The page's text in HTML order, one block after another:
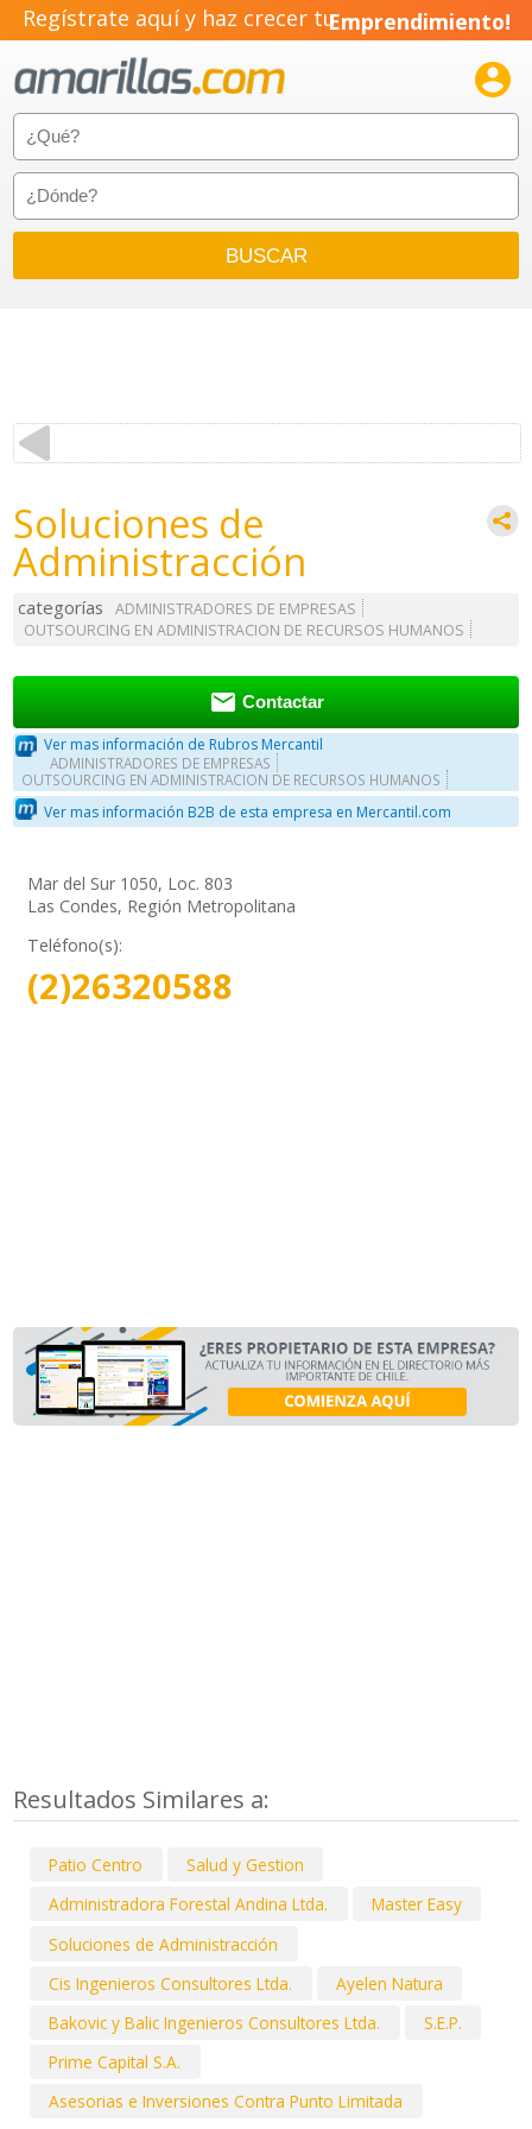
Regístrate aquí y haz crecer tuEmprendimiento!

Soluciones de
Administracción
categorías
ADMINISTRADORES DE EMPRESAS
OUTSOURCING EN ADMINISTRACION DE RECURSOS HUMANOS
 Contactar
Ver mas información de Rubros Mercantil
ADMINISTRADORES DE EMPRESAS
OUTSOURCING EN ADMINISTRACION DE RECURSOS HUMANOS
Ver mas información B2B de esta empresa en Mercantil.com
Mar del Sur 1050, Loc. 803
Las Condes, Región Metropolitana
Teléfono(s):
(2)26320588
Resultados Similares a:
Patio Centro
Salud y Gestion
Administradora Forestal Andina Ltda.
Master Easy
Soluciones de Administracción
Cis Ingenieros Consultores Ltda.
Ayelen Natura
Bakovic y Balic Ingenieros Consultores Ltda.
S.E.P.
Prime Capital S.A.
Asesorias e Inversiones Contra Punto Limitada